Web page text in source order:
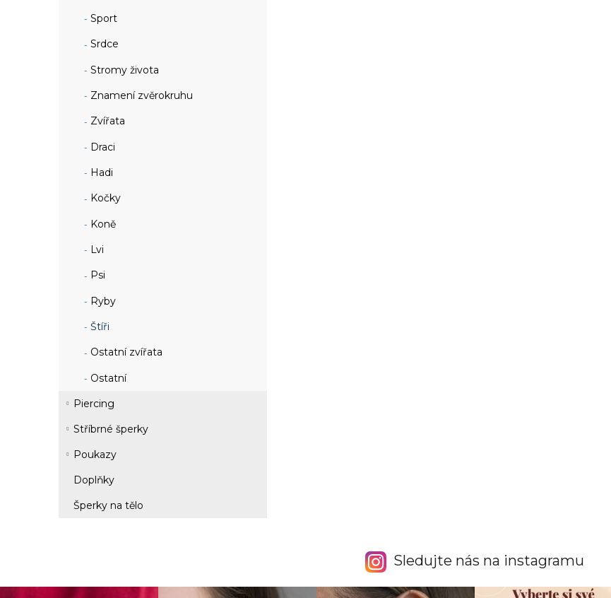
Sport
Srdce
Stromy života
Znamení zvěrokruhu
Zvířata
Draci
Hadi
Kočky
Koně
Lvi
Psi
Ryby
Štíři
Ostatní zvířata
Ostatní
Piercing
Stříbrné šperky
Poukazy
Doplňky
Šperky na tělo
Sledujte nás na instagramu